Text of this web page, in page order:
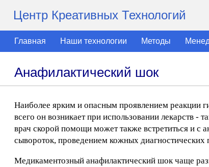
Центр Креативных Технологий
Главная Наши технологии Методы
Анафилактический шок
Наиболее ярким и опасным проявлением реакции
всего он возникает при использовании лекарств
врач скорой помощи может также встретиться и
сывороток, проведением кожных
Медикаментозный анафилактический шок чаще